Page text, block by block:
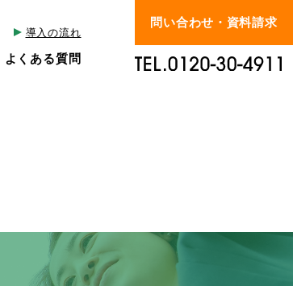
よくある質問
導入の流れ
問い合わせ・資料請求